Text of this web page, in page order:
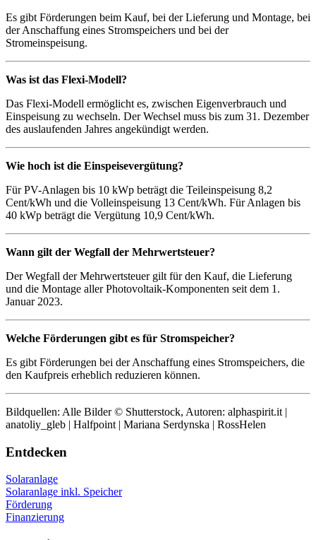
Es gibt Förderungen beim Kauf, bei der Lieferung und Montage, bei
der Anschaffung eines Stromspeichers und bei der
Stromeinspeisung.
Was ist das Flexi-Modell?
Das Flexi-Modell ermöglicht es, zwischen Eigenverbrauch und
Einspeisung zu wechseln. Der Wechsel muss bis zum 31. Dezember
des auslaufenden Jahres angekündigt werden.
Wie hoch ist die Einspeisevergütung?
Für PV-Anlagen bis 10 kWp beträgt die Teileinspeisung 8,2
Cent/kWh und die Volleinspeisung 13 Cent/kWh. Für Anlagen bis
40 kWp beträgt die Vergütung 10,9 Cent/kWh.
Wann gilt der Wegfall der Mehrwertsteuer?
Der Wegfall der Mehrwertsteuer gilt für den Kauf, die Lieferung
und die Montage aller Photovoltaik-Komponenten seit dem 1.
Januar 2023.
Welche Förderungen gibt es für Stromspeicher?
Es gibt Förderungen bei der Anschaffung eines Stromspeichers, die
den Kaufpreis erheblich reduzieren können.
Bildquellen: Alle Bilder © Shutterstock, Autoren: alphaspirit.it |
anatoliy_gleb | Halfpoint | Mariana Serdynska | RossHelen
Entdecken
Solaranlage
Solaranlage inkl. Speicher
Förderung
Finanzierung